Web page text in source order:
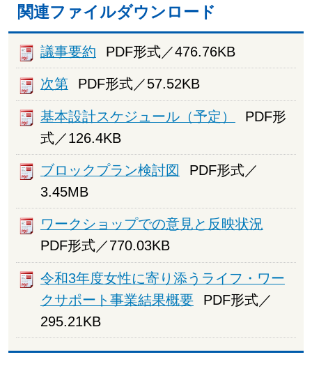
関連ファイルダウンロード
議事要約 PDF形式／476.76KB
次第 PDF形式／57.52KB
基本設計スケジュール（予定）
PDF形
式／126.4KB
ブロックプラン検討図
PDF形式／
3.45MB
ワークショップでの意見と反映状況
PDF形式／770.03KB
令和3年度女性に寄り添うライフ・ワー
クサポート事業結果概要
PDF形式／
295.21KB